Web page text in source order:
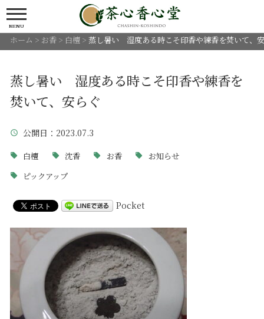
MENU
ホーム > お香> 白檀> 蒸し暑い 湿度ある時こそ印香や練香を焚いて、
蒸し暑い 湿度ある時こそ印香や練香を
焚いて、安らぐ
公開日 ：2023.07.3
白檀 沈香 お香
お知らせ
ピックアップ
Pocket